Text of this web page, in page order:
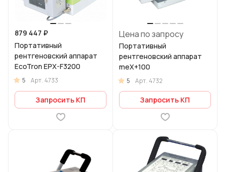
879 447 ₽
Портативный
рентгеновский аппарат
EcoTron EPX-F3200
5 Арт. 4733
Запросить КП
Цена по запросу
Портативный
рентгеновский аппарат
meX+100
5 Арт. 4732
Запросить КП